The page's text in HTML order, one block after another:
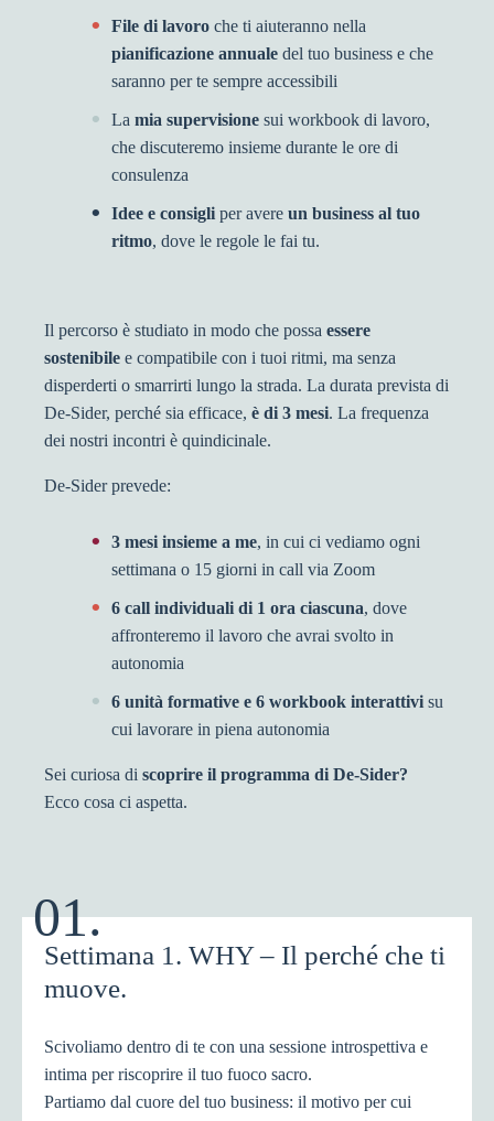
File di lavoro che ti aiuteranno nella
pianificazione annuale del tuo business e che
saranno per te sempre accessibili
La mia supervisione sui workbook di lavoro,
che discuteremo insieme durante le ore di
consulenza
Idee e consigli per avere un business al tuo
ritmo, dove le regole le fai tu.
Il percorso è studiato in modo che possa essere
sostenibile e compatibile con i tuoi ritmi, ma senza
disperderti o smarrirti lungo la strada. La durata prevista di
De-Sider, perché sia efficace, è di 3 mesi. La frequenza
dei nostri incontri è quindicinale.
De-Sider prevede:
3 mesi insieme a me, in cui ci vediamo ogni
settimana o 15 giorni in call via Zoom
6 call individuali di 1 ora ciascuna, dove
affronteremo il lavoro che avrai svolto in
autonomia
6 unità formative e 6 workbook interattivi su
cui lavorare in piena autonomia
Sei curiosa di scoprire il programma di De-Sider?
Ecco cosa ci aspetta.
Settimana 1. WHY – Il perché che ti
muove.
01.
Scivoliamo dentro di te con una sessione introspettiva e
intima per riscoprire il tuo fuoco sacro.
Partiamo dal cuore del tuo business: il motivo per cui